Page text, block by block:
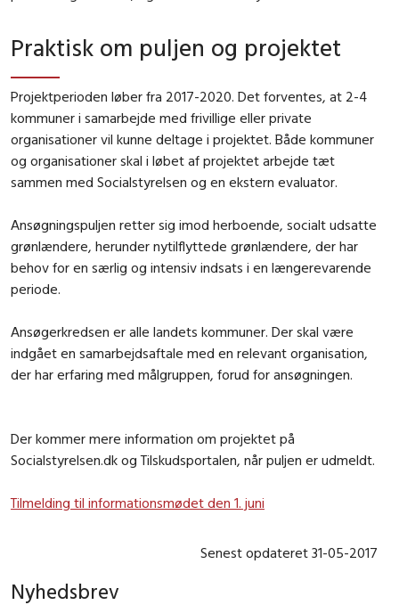
Praktisk om puljen og projektet
Projektperioden løber fra 2017-2020. Det forventes, at 2-4
kommuner i samarbejde med frivillige eller private
organisationer vil kunne deltage i projektet. Både kommuner
og organisationer skal i løbet af projektet arbejde tæt
sammen med Socialstyrelsen og en ekstern evaluator.
Ansøgningspuljen retter sig imod herboende, socialt udsatte
grønlændere, herunder nytilflyttede grønlændere, der har
behov for en særlig og intensiv indsats i en længerevarende
periode.
Ansøgerkredsen er alle landets kommuner. Der skal være
indgået en samarbejdsaftale med en relevant organisation,
der har erfaring med målgruppen, forud for ansøgningen.
Der kommer mere information om projektet på
Socialstyrelsen.dk og Tilskudsportalen, når puljen er udmeldt.
Tilmelding til informationsmødet den 1. juni
Senest opdateret 31-05-2017
Nyhedsbrev